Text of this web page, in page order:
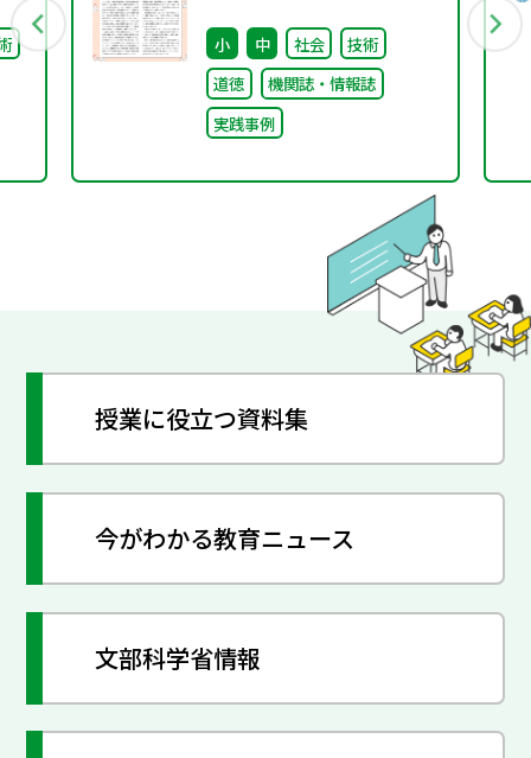
を迎えて ③
小 中 社会
技術
道徳
機関誌・情報誌
実践事例
授業に役立つ資料集
今がわかる教育ニュース
文部科学省情報